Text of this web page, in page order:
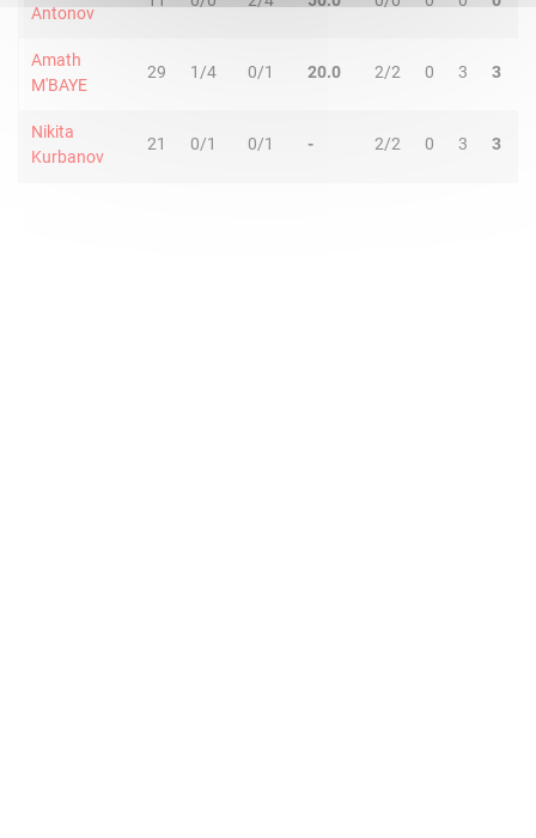
Antonov
Amath
M'BAYE
29 1/4 0/1 20.0 2/2 0 3 3
Nikita
Kurbanov
21 0/1 0/1 - 2/2 0 3 3